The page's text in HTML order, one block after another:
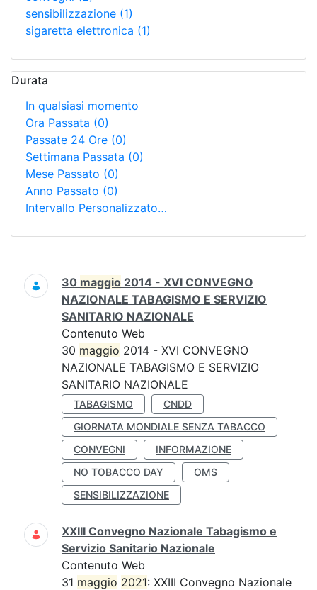
sensibilizzazione (1)
sigaretta elettronica (1)
Durata
In qualsiasi momento
Ora Passata (0)
Passate 24 Ore (0)
Settimana Passata (0)
Mese Passato (0)
Anno Passato (0)
Intervallo Personalizzato…
Ricerca
30 maggio 2014 - XVI CONVEGNO
NAZIONALE TABAGISMO E SERVIZIO
SANITARIO NAZIONALE
Contenuto Web
30 maggio 2014 - XVI CONVEGNO
NAZIONALE TABAGISMO E SERVIZIO
SANITARIO NAZIONALE
TABAGISMO
CNDD
GIORNATA MONDIALE SENZA TABACCO
CONVEGNI
INFORMAZIONE
NO TOBACCO DAY
OMS
SENSIBILIZZAZIONE
XXIII Convegno Nazionale Tabagismo e
Servizio Sanitario Nazionale
Contenuto Web
31 maggio 2021: XXIII Convegno Nazionale